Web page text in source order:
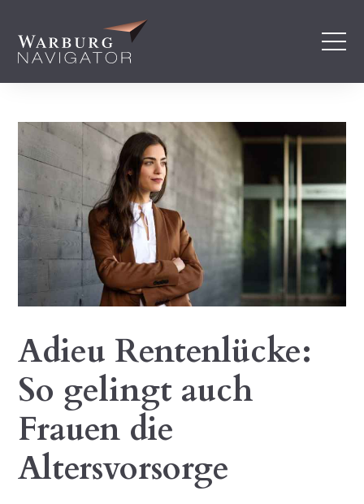
Adieu Rentenlücke:
So gelingt auch
Frauen die
Altersvorsorge